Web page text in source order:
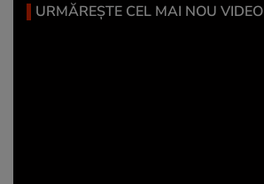
URMĂREȘTE CEL MAI NOU VIDEO